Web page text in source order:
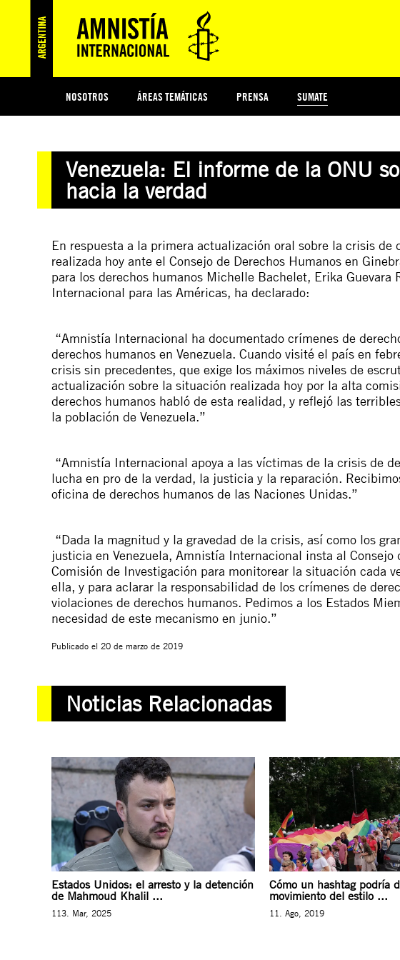
NOSOTROS ÁREAS TEMÁTICAS PRENSA SUMATE
PREGUNTAS FRECUENTES
Venezuela: El informe de la ONU
hacia la verdad
En respuesta a la primera actualización oral sobre la crisis de
realizada hoy ante el Consejo de Derechos Humanos en
para los derechos humanos Michelle Bachelet, Erika Guevara
Internacional para las Américas, ha declarado:
“Amnistía Internacional ha documentado crímenes de
derechos humanos en Venezuela. Cuando visité el país en
crisis sin precedentes, que exige los máximos niveles de
actualización sobre la situación realizada hoy por la alta
derechos humanos habló de esta realidad, y reflejó las
la población de Venezuela.”
“Amnistía Internacional apoya a las víctimas de la crisis de
lucha en pro de la verdad, la justicia y la reparación.
oficina de derechos humanos de las Naciones Unidas.”
“Dada la magnitud y la gravedad de la crisis, así como los
justicia en Venezuela, Amnistía Internacional insta al Consejo
Comisión de Investigación para monitorear la situación cada
ella, y para aclarar la responsabilidad de los crímenes de
violaciones de derechos humanos. Pedimos a los Estados
necesidad de este mecanismo en junio.”
Publicado el 20 de marzo de 2019
Noticias Relacionadas
Estados Unidos: el arresto y la detención
de Mahmoud Khalil ...
113. Mar, 2025
Cómo un hashtag podría
movimiento del estilo ...
11. Ago, 2019